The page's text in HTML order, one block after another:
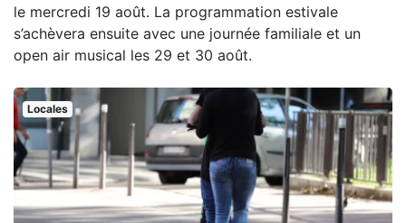
le mercredi 19 août. La programmation estivale
s’achèvera ensuite avec une journée familiale et un
open air musical les 29 et 30 août.
Locales